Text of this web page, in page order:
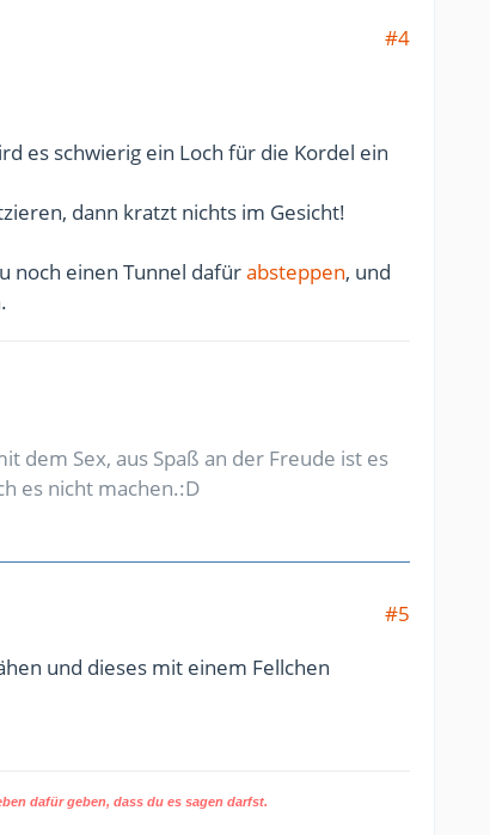
#4
es schwierig ein Loch für die Kordel ein
dann kratzt nichts im Gesicht!
noch einen Tunnel dafürabsteppen, und
dem Sex, aus Spaß an der Freude ist es
es nicht machen.:D
#5
und dieses mit einem Fellchen
dafür geben, dass du es sagen darfst.